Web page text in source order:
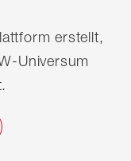
erstellt,
Universum